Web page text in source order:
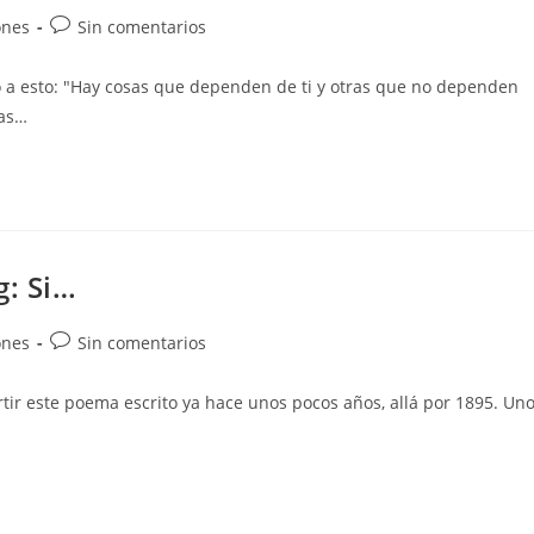
Sin comentarios
esto: "Hay cosas que dependen de ti y otras que no dependen
Si…
Sin comentarios
este poema escrito ya hace unos pocos años, allá por 1895.